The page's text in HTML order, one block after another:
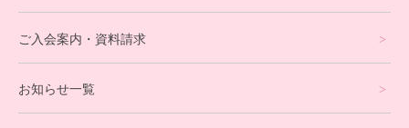
eスポーツコース
就労支援コース
ご入会案内・資料請求
お知らせ一覧